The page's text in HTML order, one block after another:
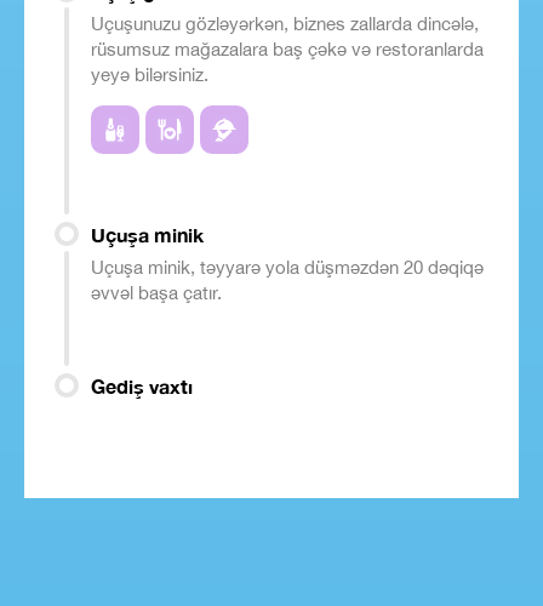
Uçuşunuzu gözləyərkən, biznes zallarda dincələ,
rüsumsuz mağazalara baş çəkə və restoranlarda
yeyə bilərsiniz.
Uçuşa minik
Uçuşa minik, təyyarə yola düşməzdən 20 dəqiqə
əvvəl başa çatır.
Gediş vaxtı